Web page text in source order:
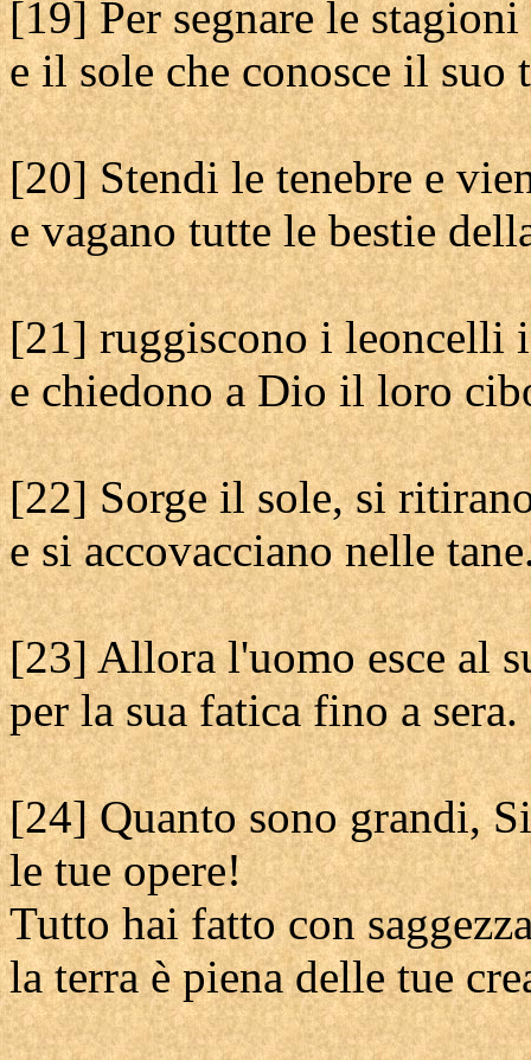
[19] Per segnare le
e il sole che conosce il suo
[20] Stendi le tenebre e
e vagano tutte le bestie
[21] ruggiscono i leoncelli
e chiedono a Dio il loro
[22] Sorge il sole, si
e si accovacciano nelle
[23] Allora l'uomo esce al
per la sua fatica fino a sera.
[24] Quanto sono grandi,
le tue opere!
Tutto hai fatto con
la terra è piena delle tue